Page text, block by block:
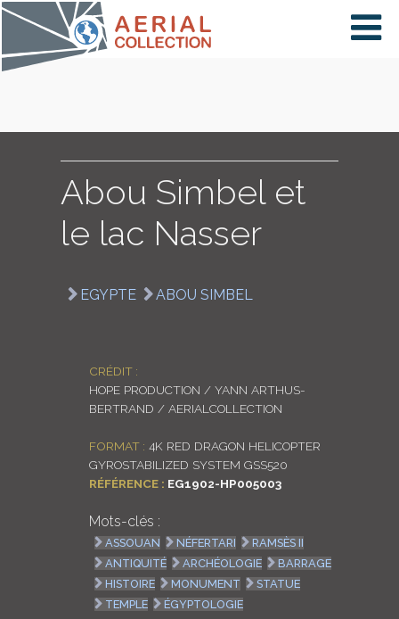
×
PAYS
COLLECTIONS
ENGLISH
Abou Simbel et
le lac Nasser
EGYPTE ABOU SIMBEL
CRÉDIT :
HOPE PRODUCTION / YANN ARTHUS-
BERTRAND / AERIALCOLLECTION
FORMAT : 4K RED DRAGON HELICOPTER
GYROSTABILIZED SYSTEM GSS520
RÉFÉRENCE : EG1902-HP005003
Mots-clés :
ASSOUAN NÉFERTARI
RAMSÈS II
ANTIQUITÉ
ARCHÉOLOGIE
BARRAGE
HISTOIRE
MONUMENT
STATUE
TEMPLE
ÉGYPTOLOGIE